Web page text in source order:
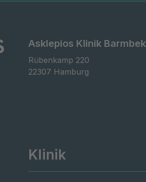
Asklepios Klinik Barmbek
Rübenkamp 220
22307 Hamburg
Klinik